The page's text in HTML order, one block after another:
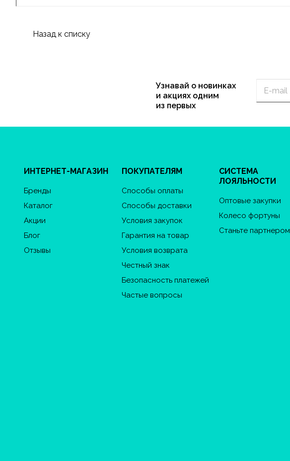
Назад к списку
Узнавай о новинках
и акциях одним
из первых
ИНТЕРНЕТ-МАГАЗИН
Бренды
Каталог
Акции
Блог
Отзывы
ПОКУПАТЕЛЯМ
Способы оплаты
Способы доставки
Условия закупок
Гарантия на товар
Условия возврата
Честный знак
Безопасность платежей
Частые вопросы
СИСТЕМА
ЛОЯЛЬНОСТИ
Оптовые закупки
Колесо фортуны
Станьте партнером